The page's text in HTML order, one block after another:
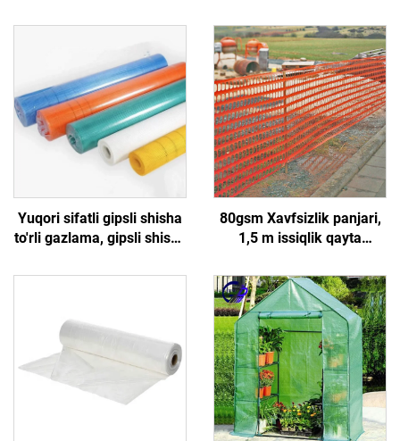
Yuqori sifatli gipsli shisha
to'rli gazlama, gipsli shisha
80gsm Xavfsizlik panjari,
1,5 m issiqlik qayta
to'ri, bog' va qurilish uchun